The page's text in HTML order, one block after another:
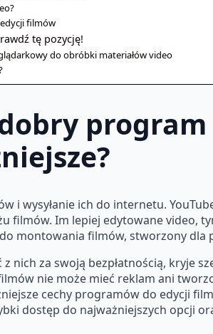
filmów
tę pozycję!
do obróbki materiałów video
i wysyłanie ich do internetu.
Im lepiej edytowane video,
montowania filmów, stworzony dla
nich za swoją bezpłatnością, kryje
nie może mieć reklam ani
cechy programów do edycji
dostęp do najważniejszych opcji